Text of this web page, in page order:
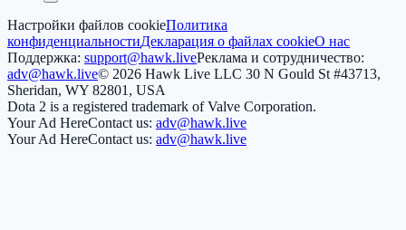
Настройки файлов cookieПолитика
конфиденциальностиДекларация о файлах cookieО нас
Поддержка: support@hawk.liveРеклама и сотрудничество:
adv@hawk.live© 2026 Hawk Live LLC 30 N Gould St #43713,
Sheridan, WY 82801, USA
Dota 2 is a registered trademark of Valve Corporation.
Your Ad HereContact us: adv@hawk.live
Your Ad HereContact us: adv@hawk.live